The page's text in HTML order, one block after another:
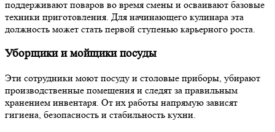
поддерживают поваров во время смены и осваивают базовые
техники приготовления. Для начинающего кулинара эта
должность может стать первой ступенью карьерного роста.
Уборщики и мойщики посуды
Эти сотрудники моют посуду и столовые приборы, убирают
производственные помещения и следят за правильным
хранением инвентаря. От их работы напрямую зависят
гигиена, безопасность и стабильность кухни.